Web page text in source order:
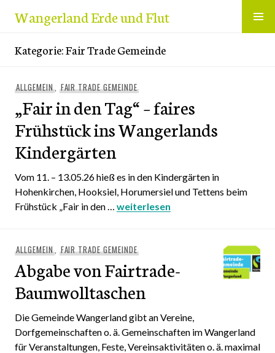
InhaltWangerland Erde und Flut
Kategorie:Fair Trade Gemeinde
ALLGEMEIN, FAIR TRADE GEMEINDE
„Fair in den Tag“ – faires
Frühstück ins Wangerlands
Kindergärten
Vom 11. – 13.05.26 hieß es in den Kindergärten in
Hohenkirchen, Hooksiel, Horumersiel und Tettens beim
Frühstück „Fair in den … „Fair in den Tag“ – faires
weiterlesen
ALLGEMEIN, FAIR TRADE GEMEINDE
Abgabe von Fairtrade-
Baumwolltaschen
Die Gemeinde Wangerland gibt an Vereine,
Dorfgemeinschaften o. ä. Gemeinschaften im Wangerland
für Veranstaltungen, Feste, Vereinsaktivitäten o. ä. maximal